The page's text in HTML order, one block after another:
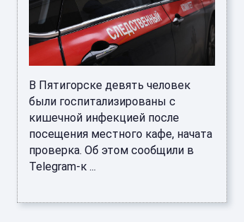
В Пятигорске девять человек
были госпитализированы с
кишечной инфекцией после
посещения местного кафе, начата
проверка. Об этом сообщили в
Telegram-к ...